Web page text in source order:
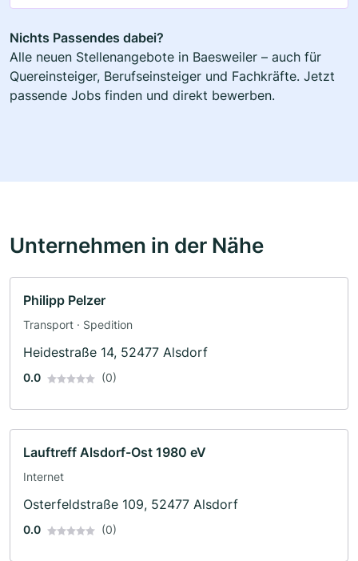
Nichts Passendes dabei?
Alle neuen Stellenangebote in Baesweiler – auch für
Quereinsteiger, Berufseinsteiger und Fachkräfte. Jetzt
passende Jobs finden und direkt bewerben.
Unternehmen in der Nähe
Philipp Pelzer
Transport · Spedition
Heidestraße 14, 52477 Alsdorf
0.0 (0)
Lauftreff Alsdorf-Ost 1980 eV
Internet
Osterfeldstraße 109, 52477 Alsdorf
0.0 (0)